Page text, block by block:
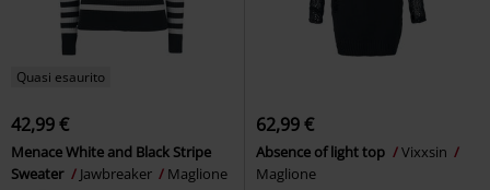
Quasi esaurito
42,99 €
Menace White and Black Stripe
Sweater
Jawbreaker Maglione
62,99 €
Absence of light top
Vixxsin
Maglione